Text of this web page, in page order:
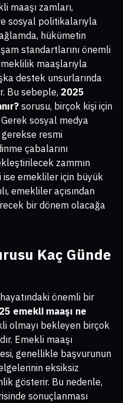
maaşı zamları,
sosyal politikalarıyla
hükümetin
standartlarını önemli
maaşlarıyla
destek unsurlarında
Bu sebeple, 2025
sorusu, birçok kişi için
sosyal medya
gerekse resmi
çabalarını
zammın
ise emekliler için büyük
emekliler açısından
bir dönem olacağa
Kaç Günde
önemli bir
emekli maaşı ne
olmayı bekleyen birçok
Emekli maaşı
genellikle başvurunun
eksiksiz
gösterir. Bu nedenle,
sonuçlanması